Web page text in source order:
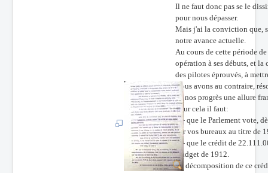
Il ne faut donc pas se le
pour nous dépasser.
Mais j'ai la conviction que,
notre avance actuelle.
Au cours de cette période
opération à ses débuts, et la
des pilotes éprouvés, à
Nous avons au contraire,
de nos progrès une allure
Pour cela il faut:
1°- que le Parlement vote,
par vos bureaux au titre de
2°- que le crédit de
Budget de 1912.
La décomposition de ce